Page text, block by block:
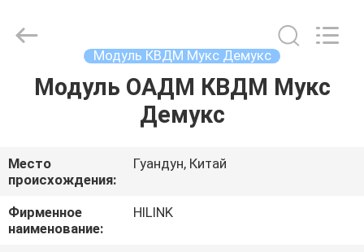
ДОМОЙ
О
НАС
Technology
Co.,Ltd..
Модуль КВДМ Мукс Демукс
Модуль ОАДМ КВДМ Мукс
Демукс
Место
происхождения:
Гуандун, Китай
Фирменное
наименование:
HILINK